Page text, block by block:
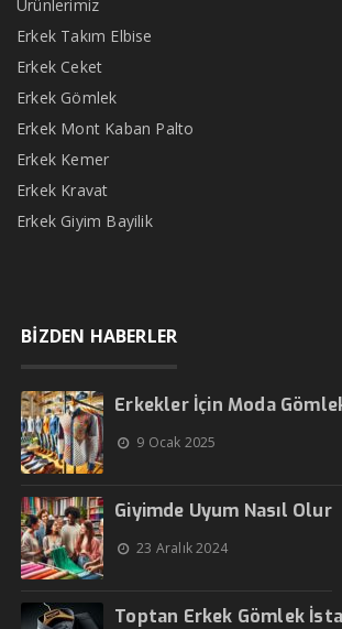
Ürünlerimiz
Erkek Takım Elbise
Erkek Ceket
Erkek Gömlek
Erkek Mont Kaban Palto
Erkek Kemer
Erkek Kravat
Erkek Giyim Bayilik
BİZDEN HABERLER
Erkekler İçin Moda
9 Ocak 2025
Giyimde Uyum Nasıl Olur
23 Aralık 2024
Toptan Erkek Gömlek